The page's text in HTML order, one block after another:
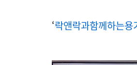
‘락앤락과함께하는용